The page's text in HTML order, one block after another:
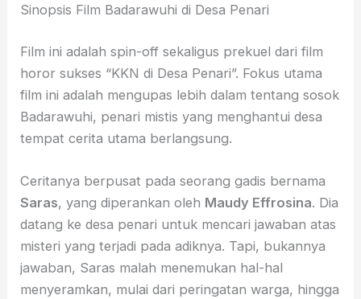
Sinopsis Film Badarawuhi di Desa Penari
Film ini adalah spin-off sekaligus prekuel dari film
horor sukses “KKN di Desa Penari”. Fokus utama
film ini adalah mengupas lebih dalam tentang sosok
Badarawuhi, penari mistis yang menghantui desa
tempat cerita utama berlangsung.
Ceritanya berpusat pada seorang gadis bernama
Saras, yang diperankan oleh Maudy Effrosina. Dia
datang ke desa penari untuk mencari jawaban atas
misteri yang terjadi pada adiknya. Tapi, bukannya
jawaban, Saras malah menemukan hal-hal
menyeramkan, mulai dari peringatan warga, hingga